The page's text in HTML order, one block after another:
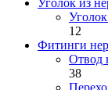
Уголок из
12
Фитинги
Отвод
38